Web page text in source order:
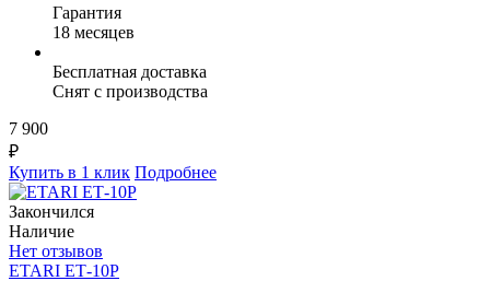
Гарантия
18 месяцев
Бесплатная доставка
Снят с производства
7 900
₽
Купить в 1 клик Подробнее
Закончился
Наличие
Нет отзывов
ETARI ЕТ-10Р